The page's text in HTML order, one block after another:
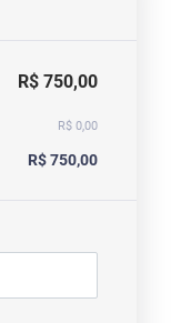
R$ 750,00
R$ 0,00
R$ 750,00